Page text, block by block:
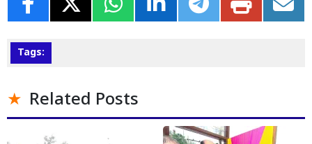
Tags:
Related Posts